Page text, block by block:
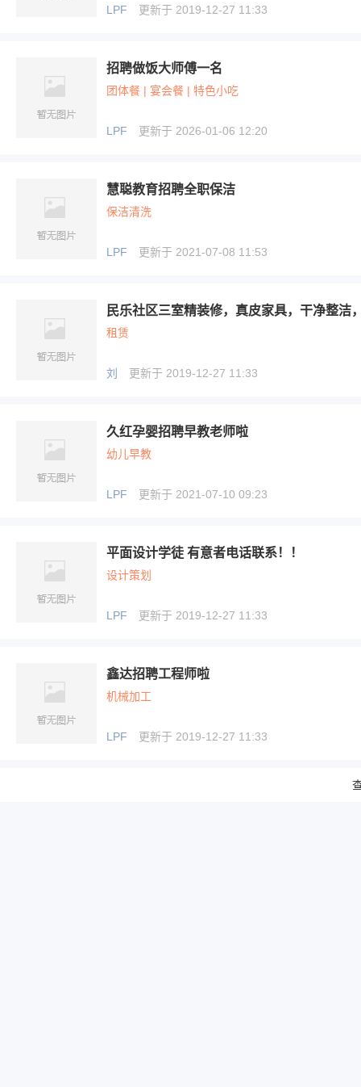
LPF 更新于 2019-12-27 11:33
招聘做饭大师傅一名
团体餐 | 宴会餐 | 特色小吃
LPF 更新于 2026-01-06 12:20
慧聪教育招聘全职保洁
保洁清洗
LPF 更新于 2021-07-08 11:53
民乐社区三室精装修，真皮家具，干净整洁
租赁
刘 更新于 2019-12-27 11:33
久红孕婴招聘早教老师啦
幼儿早教
LPF 更新于 2021-07-10 09:23
平面设计学徒 有意者电话联系！！
设计策划
LPF 更新于 2019-12-27 11:33
鑫达招聘工程师啦
机械加工
LPF 更新于 2019-12-27 11:33